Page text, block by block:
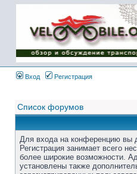
Вход Регистрация
Список форумов
Для входа на конференцию вы
Регистрация занимает всего
более широкие возможности.
установлены также